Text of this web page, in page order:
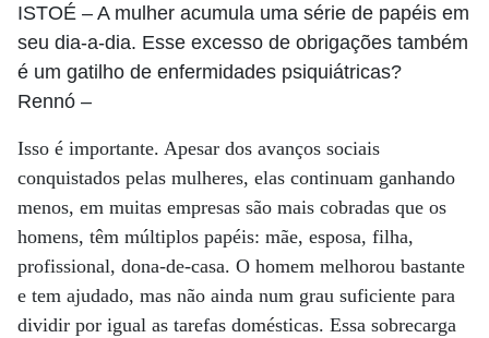
ISTOÉ – A mulher acumula uma série de papéis em
seu dia-a-dia. Esse excesso de obrigações também
é um gatilho de enfermidades psiquiátricas?
Rennó –
Isso é importante. Apesar dos avanços sociais
conquistados pelas mulheres, elas continuam ganhando
menos, em muitas empresas são mais cobradas que os
homens, têm múltiplos papéis: mãe, esposa, filha,
profissional, dona-de-casa. O homem melhorou bastante
e tem ajudado, mas não ainda num grau suficiente para
dividir por igual as tarefas domésticas. Essa sobrecarga